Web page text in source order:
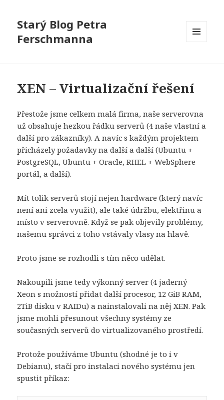
Starý Blog Petra
Ferschmanna
XEN – Virtualizační řešení
Přestože jsme celkem malá firma, naše serverovna
už obsahuje hezkou řádku serverů (4 naše vlastní a
další pro zákazníky). A navíc s každým projektem
přicházely požadavky na další a další (Ubuntu +
PostgreSQL, Ubuntu + Oracle, RHEL + WebSphere
portál, a další).
Mít tolik serverů stojí nejen hardware (který navíc
není ani zcela využit), ale také údržbu, elektřinu a
místo v serverovně. Když se pak objevily problémy,
našemu správci z toho vstávaly vlasy na hlavě.
Proto jsme se rozhodli s tím něco udělat.
Nakoupili jsme tedy výkonný server (4 jaderný
Xeon s možností přidat další procesor, 12 GiB RAM,
2TiB disku v RAIDu) a nainstalovali na něj XEN. Pak
jsme mohli přesunout všechny systémy ze
současných serverů do virtualizovaného prostředí.
Protože používáme Ubuntu (shodné je to i v
Debianu), stačí pro instalaci nového systému jen
spustit příkaz: